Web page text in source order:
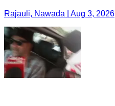
Rajauli, Nawada | Aug 3, 2026